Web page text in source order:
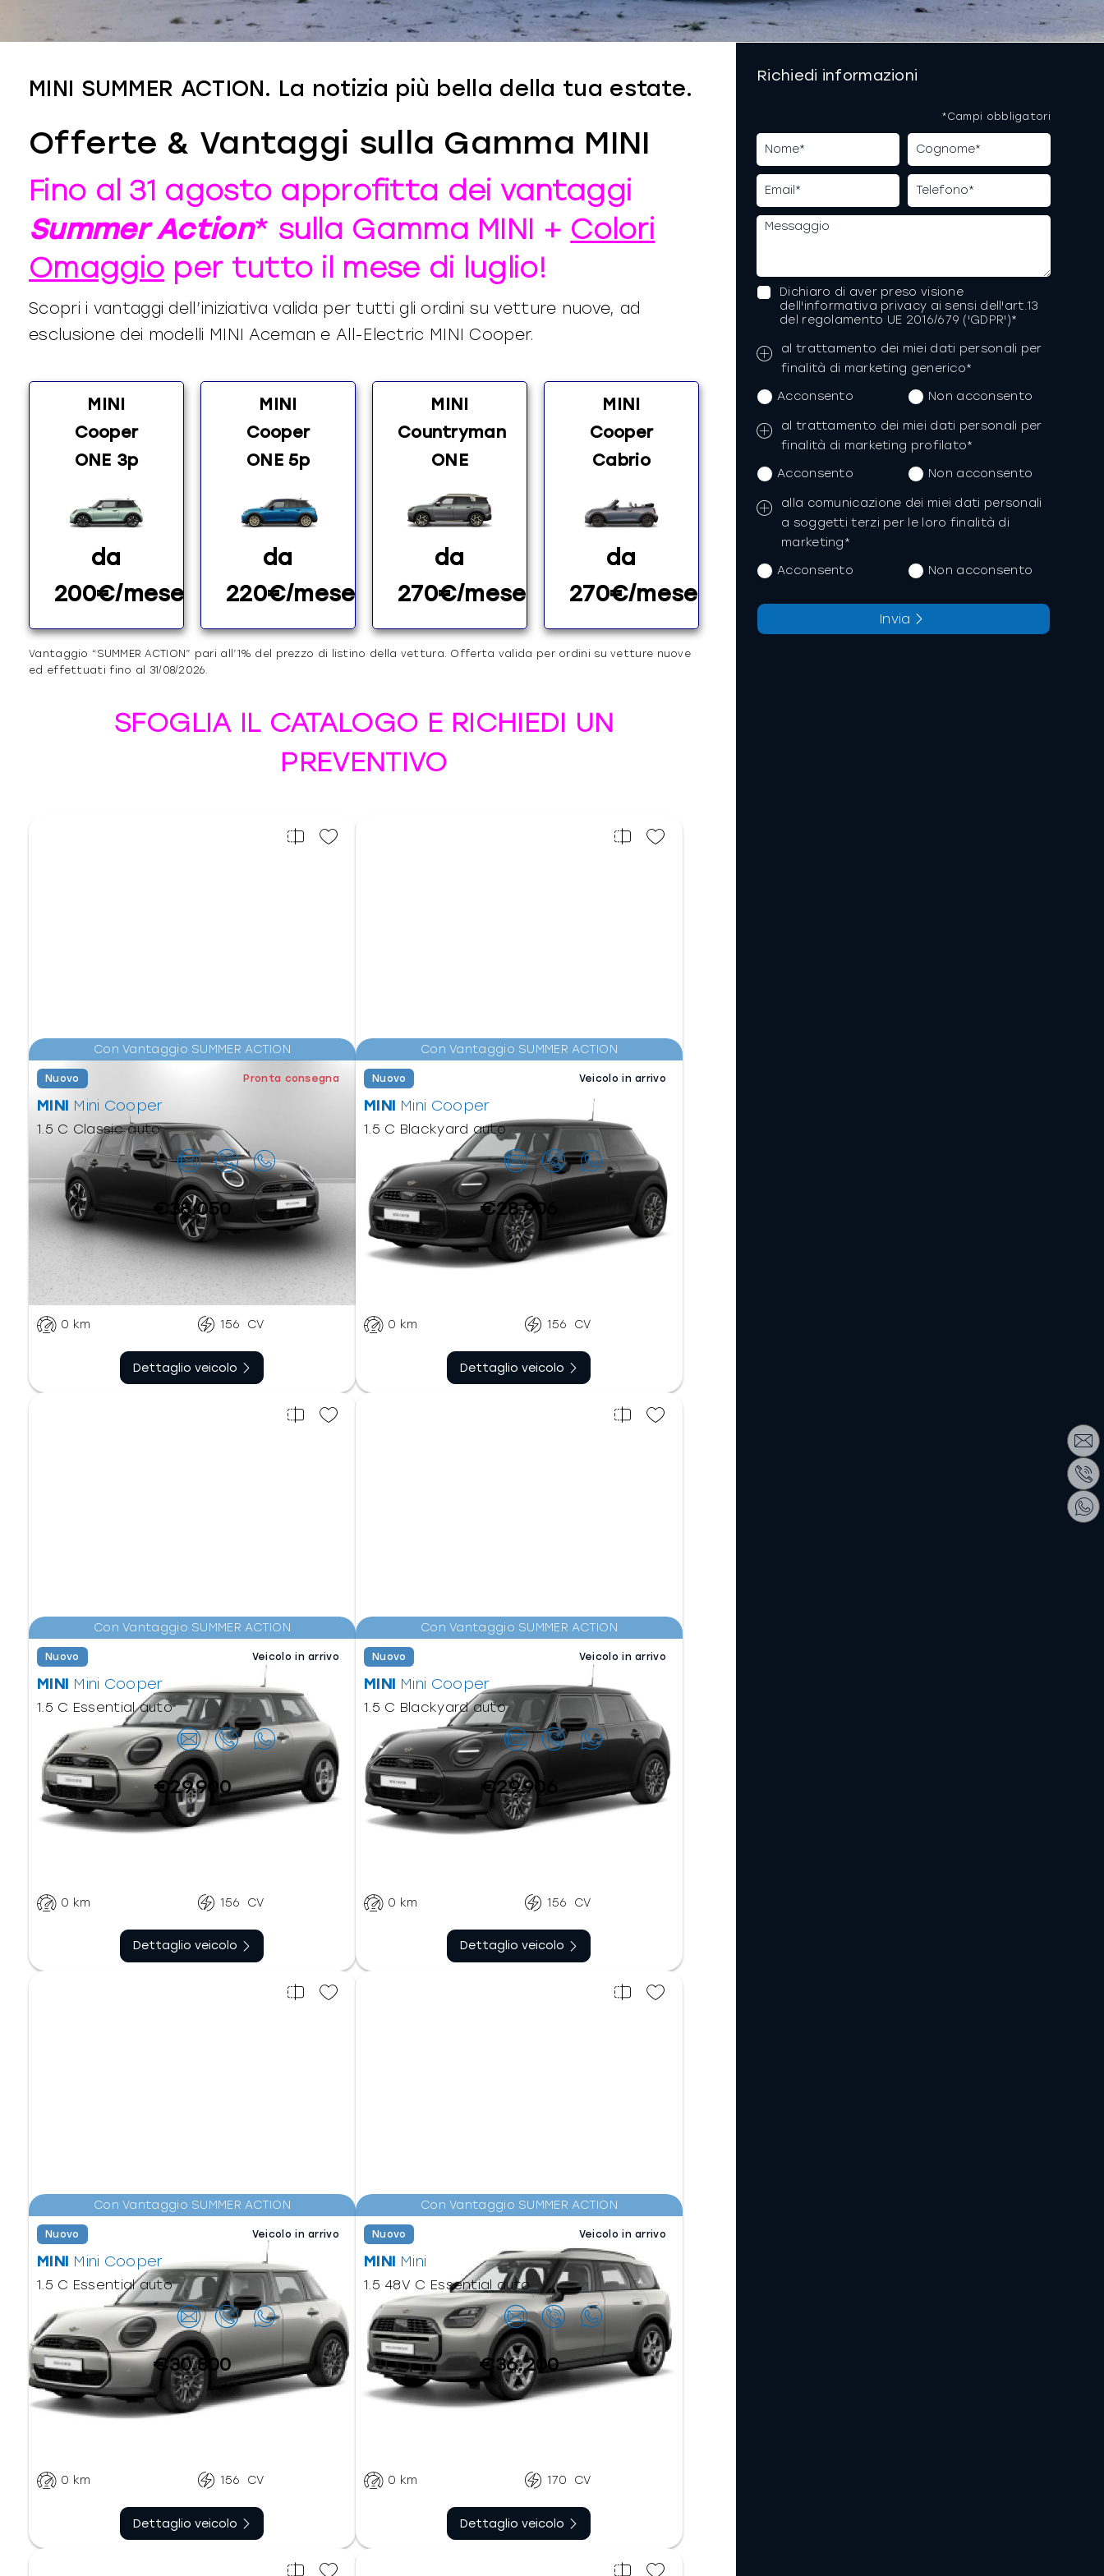
MINI SUMMER ACTION. La notizia più bella della tua estate.
Offerte & Vantaggi sulla Gamma MINI
Fino al 31 agosto approfitta dei vantaggi
Summer Action* sulla Gamma MINI + Colori
Omaggio per tutto il mese di luglio!
Scopri i vantaggi dell’iniziativa valida per tutti gli ordini su vetture nuove, ad
esclusione dei modelli MINI Aceman e All-Electric MINI Cooper.
MINI
Cooper
ONE 3p
da
200€/mese
MINI
Cooper
ONE 5p
da
220€/mese
MINI
Countryman
ONE
da
270€/mese
MINI
Cooper
Cabrio
da
270€/mese
Vantaggio “SUMMER ACTION” pari all’1% del prezzo di listino della vettura. Offerta valida per ordini su vetture nuove
ed effettuati fino al 31/08/2026.
SFOGLIA IL CATALOGO E RICHIEDI UN
PREVENTIVO
Con Vantaggio SUMMER ACTION
Nuovo Pronta consegna
MINI Mini Cooper
1.5 C Classic auto
Contattaci
€38.050
Benzina
Automatico doppia
frizione
0 km 156 CV
Dettaglio veicolo
Con Vantaggio SUMMER ACTION
Nuovo Veicolo in arrivo
MINI Mini Cooper
1.5 C Blackyard auto
Contattaci
€28.906
0 km 156 CV
Dettaglio veicolo
Con Vantaggio SUMMER ACTION
Nuovo Veicolo in arrivo
MINI Mini Cooper
1.5 C Essential auto
Contattaci
€29.900
0 km 156 CV
Dettaglio veicolo
Con Vantaggio SUMMER ACTION
Nuovo Veicolo in arrivo
MINI Mini Cooper
1.5 C Blackyard auto
Contattaci
€29.906
0 km 156 CV
Dettaglio veicolo
Con Vantaggio SUMMER ACTION
Nuovo Veicolo in arrivo
MINI Mini Cooper
1.5 C Essential auto
Contattaci
€30.800
0 km 156 CV
Dettaglio veicolo
Con Vantaggio SUMMER ACTION
Nuovo Veicolo in arrivo
MINI Mini
1.5 48V C Essential auto
Contattaci
€36.200
0 km 170 CV
Dettaglio veicolo
Richiedi informazioni
Dichiaro di aver preso visione
dell'informativa privacy ai sensi dell'art.13
del regolamento UE 2016/679 ('GDPR')*
al trattamento dei miei dati personali per
finalità di marketing generico*
Acconsento
Non acconsento
al trattamento dei miei dati personali per
finalità di marketing profilato*
Acconsento
Non acconsento
alla comunicazione dei miei dati personali
a soggetti terzi per le loro finalità di
marketing*
Acconsento
Non acconsento
*Campi obbligatori
Invia